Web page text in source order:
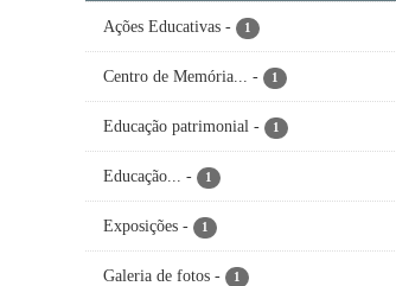
Ações Educativas - 1
Centro de Memória... - 1
Educação patrimonial - 1
Educação... - 1
Exposições - 1
Galeria de fotos - 1